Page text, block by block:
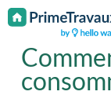
Passer au contenu